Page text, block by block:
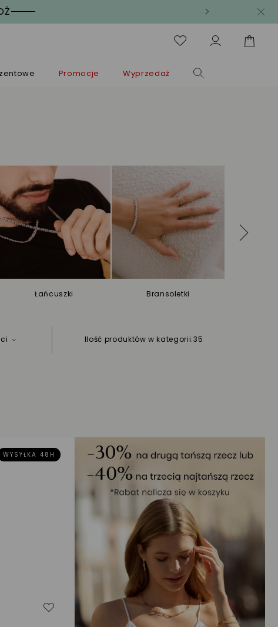
Promocje Wyprzedaż
Łańcuszki Bransoletki
Ilość produktów w kategorii:35
WYSYŁKA 48H
Dodaj do listy życzeń